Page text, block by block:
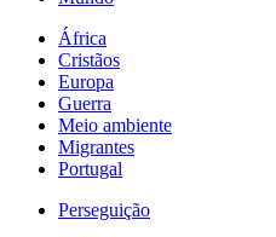
África
Cristãos
Europa
Guerra
Meio ambiente
Migrantes
Portugal
Perseguição